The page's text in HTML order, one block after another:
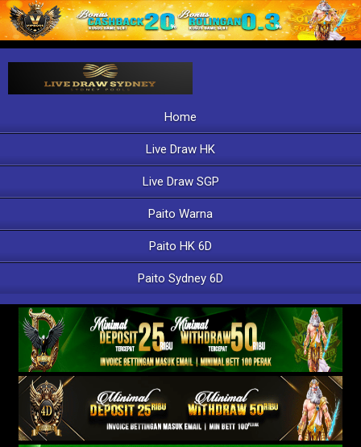
Home
Live Draw HK
Live Draw SGP
Paito Warna
Paito HK 6D
Paito Sydney 6D